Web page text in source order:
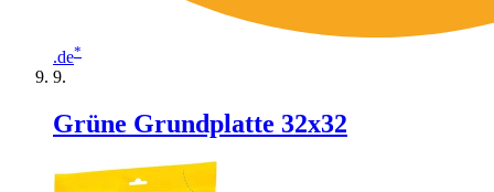
.de*
Grüne Grundplatte 32x32